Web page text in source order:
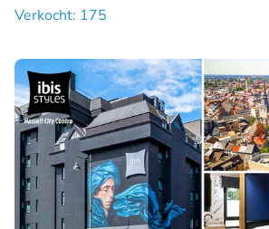
Verkocht: 175